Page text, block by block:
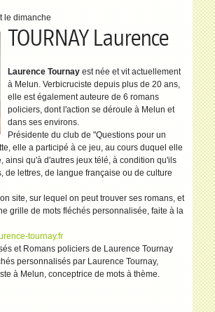
le dimanche
TOURNAY Laurence
Laurence Tournay est née et vit actuellement
à Melun. Verbicruciste depuis plus de 20 ans,
elle est également auteure de 6 romans
policiers, dont l'action se déroule à Melun et
dans ses environs.
Présidente du club de "Questions pour un
elle a participé à ce jeu, au cours duquel elle
ainsi qu'à d'autres jeux télé, à condition qu'ils
de lettres, de langue française ou de culture
site, sur lequel on peut trouver ses romans, et
grille de mots fléchés personnalisée, faite à la
tournay.fr
et Romans policiers de Laurence Tournay
personnalisés par Laurence Tournay,
à Melun, conceptrice de mots à thème.